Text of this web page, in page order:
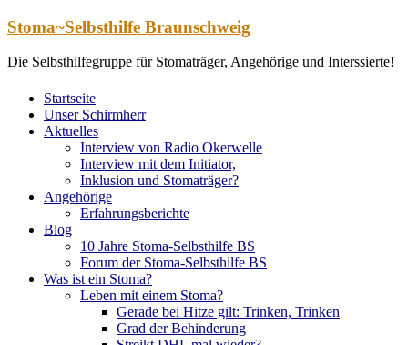
Zum
springen
Stoma~Selbsthilfe Braunschweig
Die Selbsthilfegruppe für Stomaträger, Angehörige und Interssierte!
Startseite
Unser Schirmherr
Aktuelles
Interview von Radio Okerwelle
Interview mit dem Initiator,
Inklusion und Stomaträger?
Angehörige
Erfahrungsberichte
Blog
10 Jahre Stoma-Selbsthilfe BS
Forum der Stoma-Selbsthilfe BS
Was ist ein Stoma?
Leben mit einem Stoma?
Gerade bei Hitze gilt: Trinken, Trinken
Grad der Behinderung